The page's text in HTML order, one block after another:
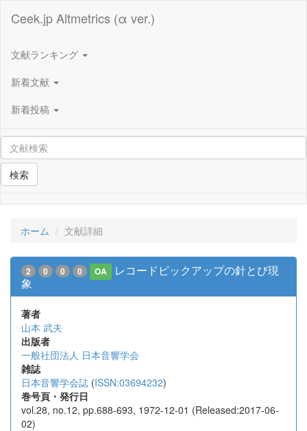
Ceek.jp Altmetrics (α ver.)
文献ランキング
新着文献
新着投稿
検索
ホーム 文献詳細
2 0 0 0 OA
レコードピックアップの針とび現
象
著者
山本 武夫
出版者
一般社団法人 日本音響学会
雑誌
日本音響学会誌 (ISSN:03694232)
巻号頁・発行日
vol.28, no.12, pp.688-693, 1972-12-01 (Released:2017-06-
02)